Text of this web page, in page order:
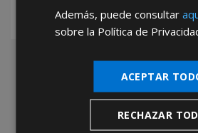
Además, puede consultar
sobre la Política de
ACEPTAR
RECHAZAR